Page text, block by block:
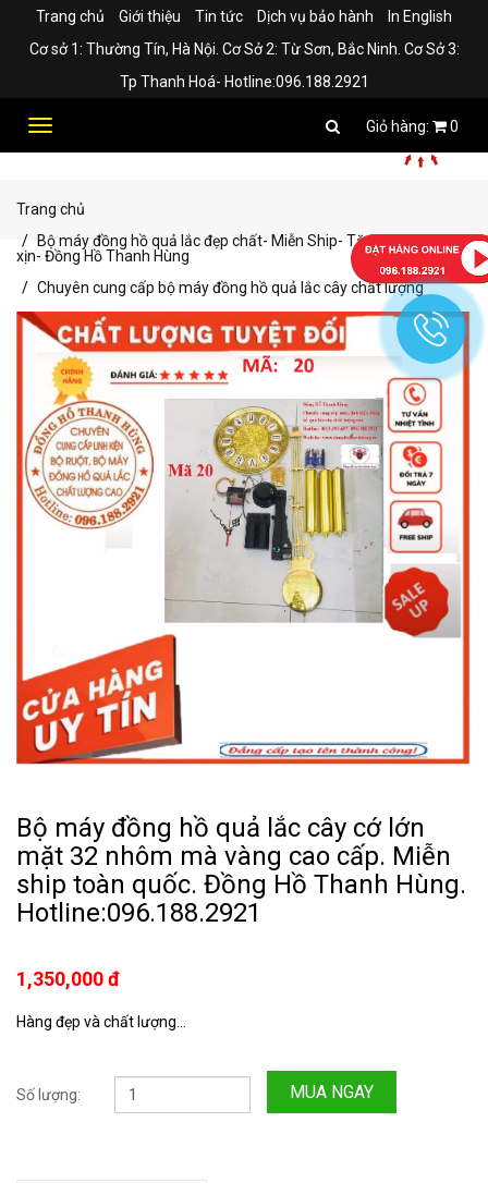
Trang chủ Giới thiệu Tin tức Dịch vụ bảo hành
In English
Cơ sở 1: Thường Tín, Hà Nội. Cơ Sở 2: Từ Sơn, Bắc Ninh. Cơ Sở 3:
Tp Thanh Hoá- Hotline:096.188.2921
Toggle
0
Trang chủ
Bộ máy đồng hồ quả lắc đẹp chất- Miễn Ship- Tặng kèm pin
xịn- Đồng Hồ Thanh Hùng
Chuyên cung cấp bộ máy đồng hồ quả lắc cây chất lượng
Bộ máy đồng hồ quả lắc cây cớ lớn
mặt 32 nhôm mà vàng cao cấp. Miễn
ship toàn quốc. Đồng Hồ Thanh Hùng.
Hotline:096.188.2921
1,350,000 đ
Hàng đẹp và chất lượng...
Số lượng: MUA NGAY